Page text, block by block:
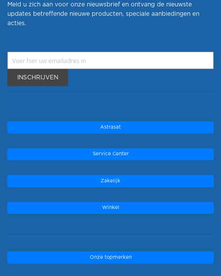
Meld u zich aan voor onze nieuwsbrief en ontvang de nieuwste
updates betreffende nieuwe producten, speciale aanbiedingen en
acties.
INSCHRIJVEN
Astrasat
Service Center
Zakelijk
Winkel
Onze topmerken